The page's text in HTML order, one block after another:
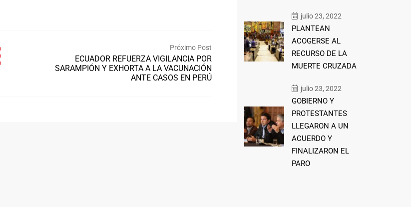
Próximo Post
ECUADOR REFUERZA VIGILANCIA POR
SARAMPIÓN Y EXHORTA A LA VACUNACIÓN
ANTE CASOS EN PERÚ
julio 23, 2022
PLANTEAN
ACOGERSE AL
RECURSO DE LA
MUERTE CRUZADA
julio 23, 2022
GOBIERNO Y
PROTESTANTES
LLEGARON A UN
ACUERDO Y
FINALIZARON EL
PARO